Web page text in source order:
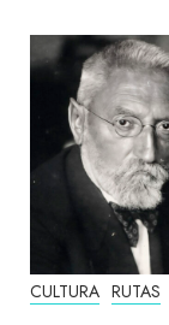
CULTURA RUTAS